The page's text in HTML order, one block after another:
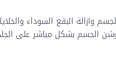
وازالة البقع السوداء
الجسم بشكل مباشر على